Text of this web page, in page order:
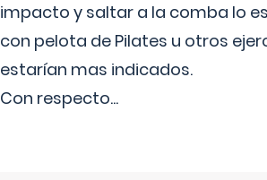
impacto y saltar a la comba lo
con pelota de Pilates u otros
estarían mas indicados.
Con respecto...